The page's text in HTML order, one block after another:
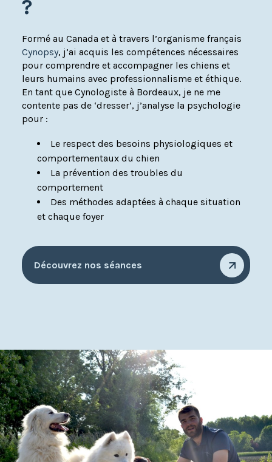
?
Formé au Canada et à travers l’organisme français
Cynopsy, j’ai acquis les compétences nécessaires
pour comprendre et accompagner les chiens et
leurs humains avec professionnalisme et éthique.
En tant que Cynologiste à Bordeaux, je ne me
contente pas de ‘dresser’, j’analyse la psychologie
pour :
Le respect des besoins physiologiques et
comportementaux du chien
La prévention des troubles du
comportement
Des méthodes adaptées à chaque situation
et chaque foyer
Découvrez nos séances